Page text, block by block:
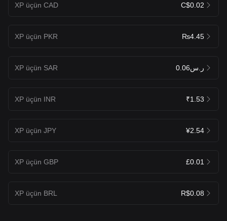
XP üçün CAD C$0.02
XP üçün PKR ₨4.45
XP üçün SAR ر.س0.06
XP üçün INR ₹1.53
XP üçün JPY ¥2.54
XP üçün GBP £0.01
XP üçün BRL R$0.08